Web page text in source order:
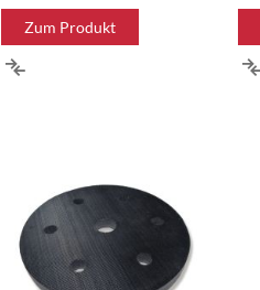
Zum Produkt